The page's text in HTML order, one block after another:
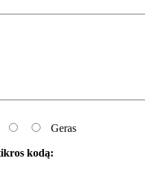
Geras
kodą: